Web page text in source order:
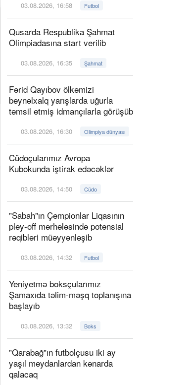
03.08.2026, 16:58 Futbol
Qusarda Respublika Şahmat
Olimpiadasına start verilib
03.08.2026, 16:35 Şahmat
Fərid Qayıbov ölkəmizi
beynəlxalq yarışlarda uğurla
təmsil etmiş idmançılarla görüşüb
03.08.2026, 16:30 Olimpiya dünyası
Cüdoçularımız Avropa
Kubokunda iştirak edəcəklər
03.08.2026, 14:50 Cüdo
"Sabah"ın Çempionlar Liqasının
pley-off mərhələsində potensial
rəqibləri müəyyənləşib
03.08.2026, 14:32 Futbol
Yeniyetmə boksçularımız
Şamaxıda təlim-məşq toplanışına
başlayıb
03.08.2026, 13:32 Boks
"Qarabağ"ın futbolçusu iki ay
yaşıl meydanlardan kənarda
qalacaq